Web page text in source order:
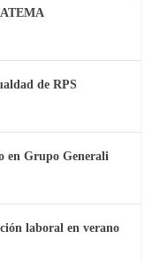
de RPS
en Grupo Generali
laboral en verano